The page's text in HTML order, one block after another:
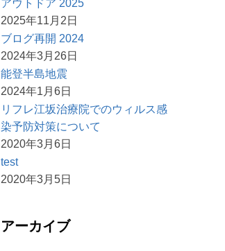
アウトドア 2025
2025年11月2日
ブログ再開 2024
2024年3月26日
能登半島地震
2024年1月6日
リフレ江坂治療院でのウィルス感
染予防対策について
2020年3月6日
test
2020年3月5日
アーカイブ